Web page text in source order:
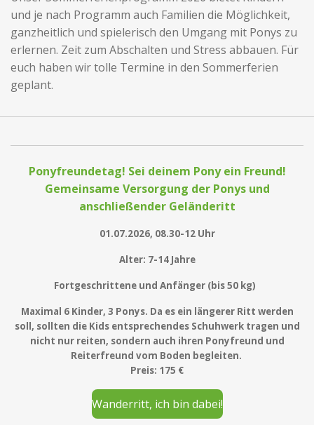
und je nach Programm auch Familien die Möglichkeit,
ganzheitlich und spielerisch den Umgang mit Ponys zu
erlernen. Zeit zum Abschalten und Stress abbauen. Für
euch haben wir tolle Termine in den Sommerferien
geplant.
Ponyfreundetag! Sei deinem Pony ein Freund!
Gemeinsame Versorgung der Ponys und
anschließender Geländeritt
01.07.2026, 08.30-12 Uhr
Alter: 7-14 Jahre
Fortgeschrittene und Anfänger (bis 50 kg)
Maximal 6 Kinder, 3 Ponys. Da es ein längerer Ritt werden
soll, sollten die Kids entsprechendes Schuhwerk tragen und
nicht nur reiten, sondern auch ihren Ponyfreund und
Reiterfreund vom Boden begleiten.
Preis: 175 €
Wanderritt, ich bin dabei!